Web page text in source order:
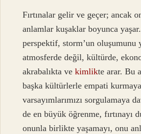
Fırtınalar gelir ve geçer; ancak
anlamlar kuşaklar boyunca
perspektif, storm’un oluşumunu
atmosferde değil, kültürde,
akrabalıkta vekimlikte arar. Bu
başka kültürlerle empati
varsayımlarımızı sorgulamaya
de en büyük öğrenme, fırtınayı
onunla birlikte yaşamayı, onu